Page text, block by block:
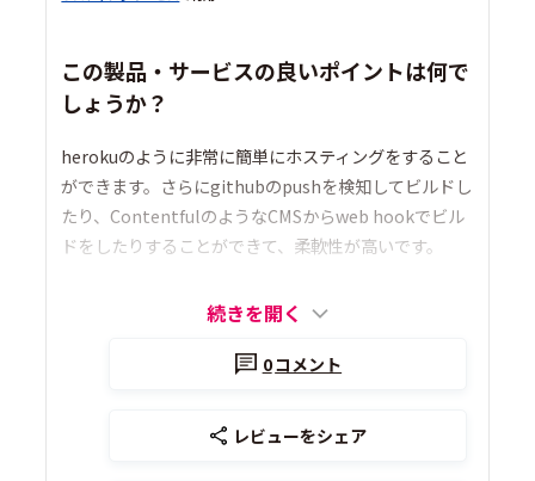
この製品・サービスの良いポイントは何で
しょうか？
herokuのように非常に簡単にホスティングをすること
ができます。さらにgithubのpushを検知してビルドし
たり、ContentfulのようなCMSからweb hookでビル
ドをしたりすることができて、柔軟性が高いです。
続きを開く
0コメント
レビューをシェア